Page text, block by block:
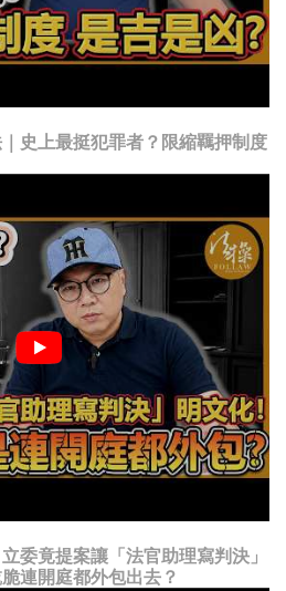
史上最挺犯罪者？限縮羈押制度
委竟提案讓「法官助理寫判決」
連開庭都外包出去？